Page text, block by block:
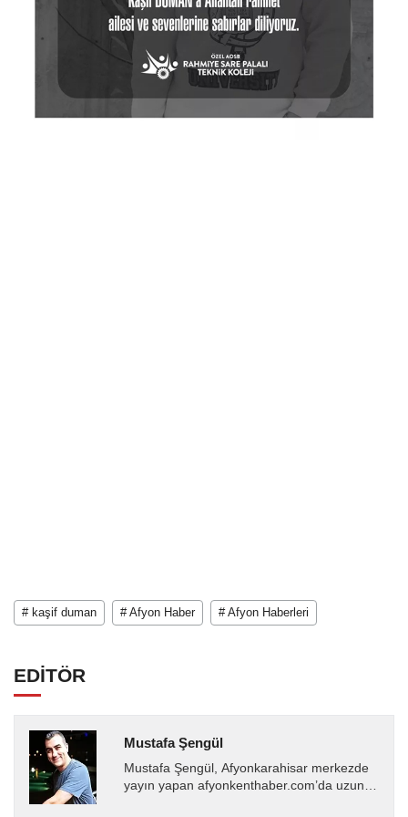
# kaşif duman # Afyon Haber # Afyon Haberleri
EDİTÖR
Mustafa Şengül
Mustafa Şengül, Afyonkarahisar merkezde
yayın yapan afyonkenthaber.com’da uzun